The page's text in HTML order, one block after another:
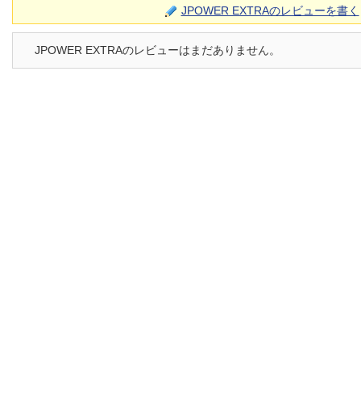
JPOWER EXTRAのレビューを書く
JPOWER EXTRAのレビューはまだありません。